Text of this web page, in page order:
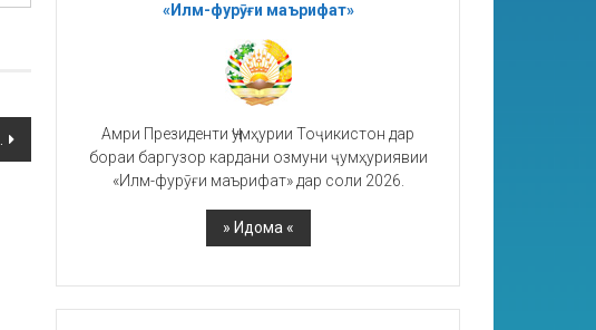
«Илм-фурӯғи маърифат»
Амри Президенти Ҷумҳурии Тоҷикистон дар
бораи баргузор кардани озмуни ҷумҳуриявии
«Илм-фурӯғи маърифат» дар соли 2026.